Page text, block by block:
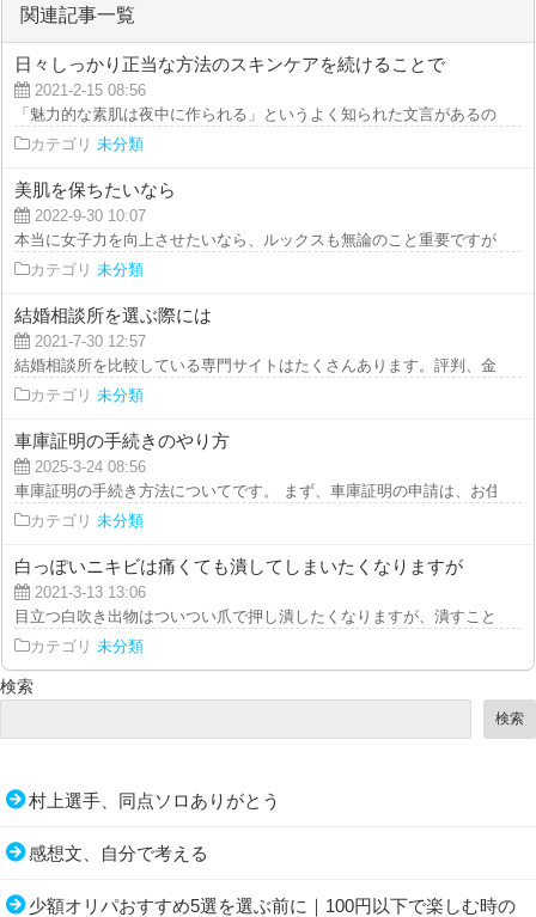
関連記事一覧
日々しっかり正当な方法のスキンケアを続けることで
2021-2-15 08:56
「魅力的な素肌は夜中に作られる」というよく知られた文言があるのをご
カテゴリ 未分類
美肌を保ちたいなら
2022-9-30 10:07
本当に女子力を向上させたいなら、ルックスも無論のこと重要ですが、香
カテゴリ 未分類
結婚相談所を選ぶ際には
2021-7-30 12:57
結婚相談所を比較している専門サイトはたくさんあります。評判、金額、
カテゴリ 未分類
車庫証明の手続きのやり方
2025-3-24 08:56
車庫証明の手続き方法についてです。 まず、車庫証明の申請は、お住ま
カテゴリ 未分類
白っぽいニキビは痛くても潰してしまいたくなりますが
2021-3-13 13:06
目立つ白吹き出物はついつい爪で押し潰したくなりますが、潰すことが誘
カテゴリ 未分類
検索
検索
村上選手、同点ソロありがとう
感想文、自分で考える
少額オリパおすすめ5選を選ぶ前に｜100円以下で楽しむ時の